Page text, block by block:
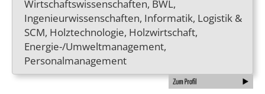
Wirtschaftswissenschaften, BWL,
Ingenieurwissenschaften, Informatik, Logistik &
SCM, Holztechnologie, Holzwirtschaft,
Energie-/Umweltmanagement,
Personalmanagement